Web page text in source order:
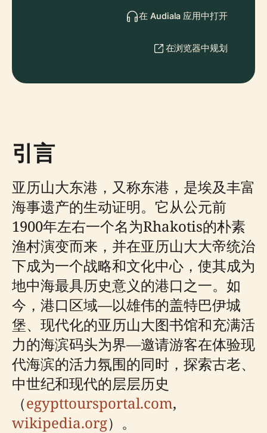
在 Audiala 应用中打开
在浏览器中规划
引言
亚历山大东港，又称东港，是埃及丰富
海事遗产的生动证明。它从公元前
1900年左右一个名为Rhakotis的朴素
渔村演变而来，并在亚历山大大帝统治
下成为一个战略和文化中心，使其成为
地中海最具历史意义的港口之一。如
今，港口区域—以雄伟的盖特巴伊城
堡、现代化的亚历山大图书馆和充满活
力的海滨码头为界—邀请游客在体验现
代海滨的活力氛围的同时，探索古老、
中世纪和现代的层层历史
（egypttoursportal.com,
wikipedia.org）。